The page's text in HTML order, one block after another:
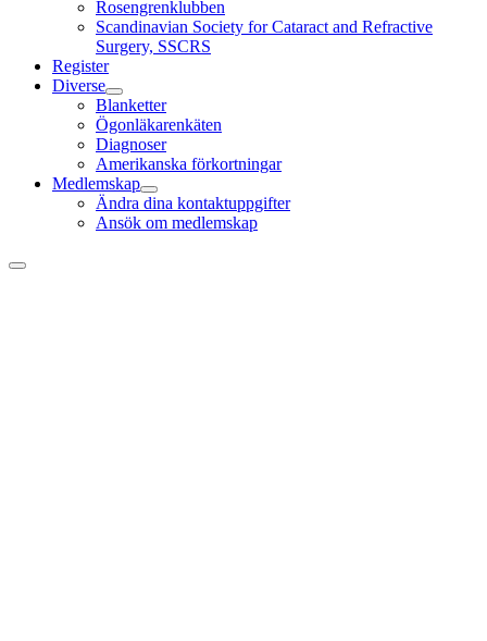
Rosengrenklubben
Scandinavian Society for Cataract and Refractive
Surgery, SSCRS
Register
Diverse
Blanketter
Ögonläkarenkäten
Diagnoser
Amerikanska förkortningar
Medlemskap
Ändra dina kontaktuppgifter
Ansök om medlemskap